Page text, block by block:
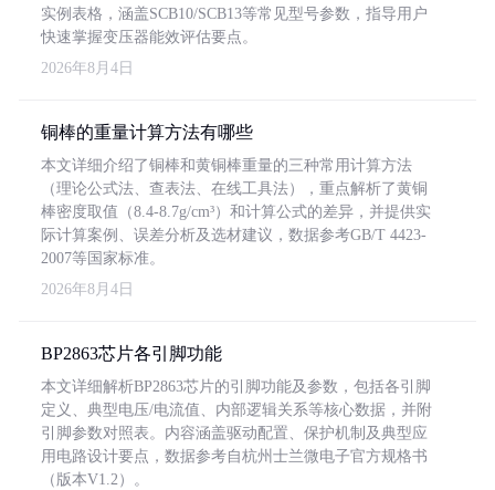
实例表格，涵盖SCB10/SCB13等常见型号参数，指导用户
快速掌握变压器能效评估要点。
2026年8月4日
铜棒的重量计算方法有哪些
本文详细介绍了铜棒和黄铜棒重量的三种常用计算方法
（理论公式法、查表法、在线工具法），重点解析了黄铜
棒密度取值（8.4-8.7g/cm³）和计算公式的差异，并提供实
际计算案例、误差分析及选材建议，数据参考GB/T 4423-
2007等国家标准。
2026年8月4日
BP2863芯片各引脚功能
本文详细解析BP2863芯片的引脚功能及参数，包括各引脚
定义、典型电压/电流值、内部逻辑关系等核心数据，并附
引脚参数对照表。内容涵盖驱动配置、保护机制及典型应
用电路设计要点，数据参考自杭州士兰微电子官方规格书
（版本V1.2）。